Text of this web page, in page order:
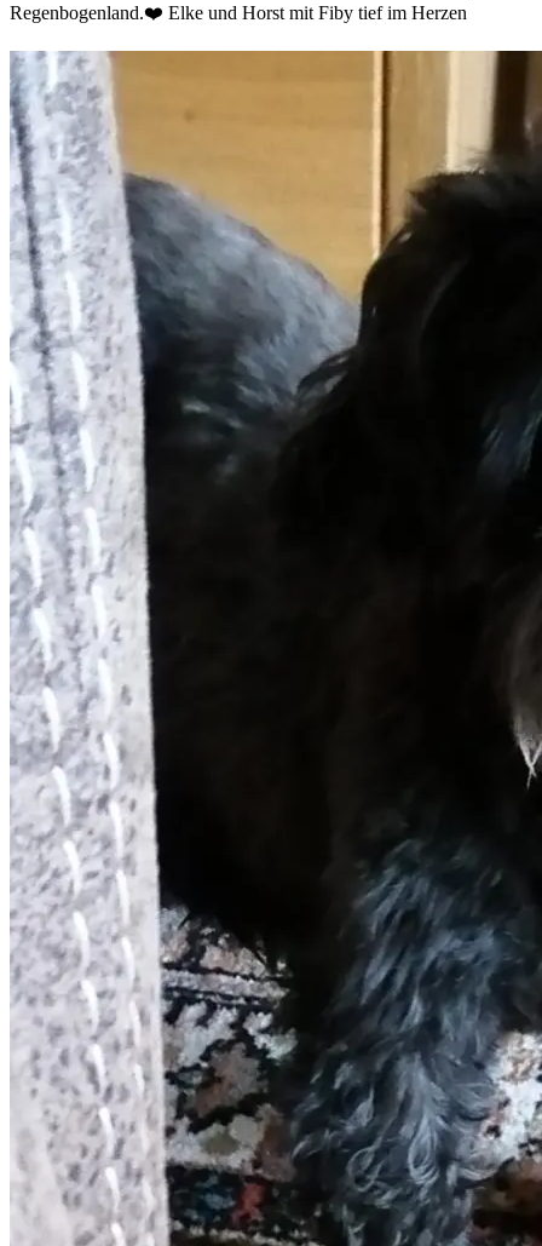
Regenbogenland.❤️ Elke und Horst mit Fiby tief im Herzen